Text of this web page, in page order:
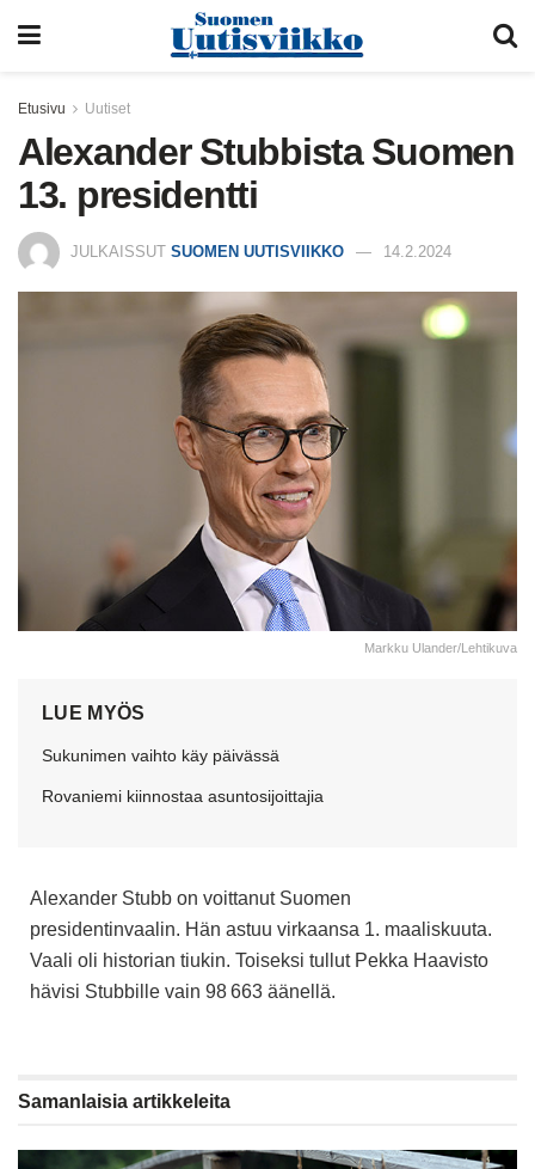
Etusivu Uutiset
Alexander Stubbista Suomen
13. presidentti
JULKAISSUT SUOMEN UUTISVIIKKO 14.2.2024
Markku Ulander/Lehtikuva
LUE MYÖS
Sukunimen vaihto käy päivässä
Rovaniemi kiinnostaa asuntosijoittajia
Alexander Stubb on voittanut Suomen
presidentinvaalin. Hän astuu virkaansa 1. maaliskuuta.
Vaali oli historian tiukin. Toiseksi tullut Pekka Haavisto
hävisi Stubbille vain 98663 äänellä.
Samanlaisia artikkeleita